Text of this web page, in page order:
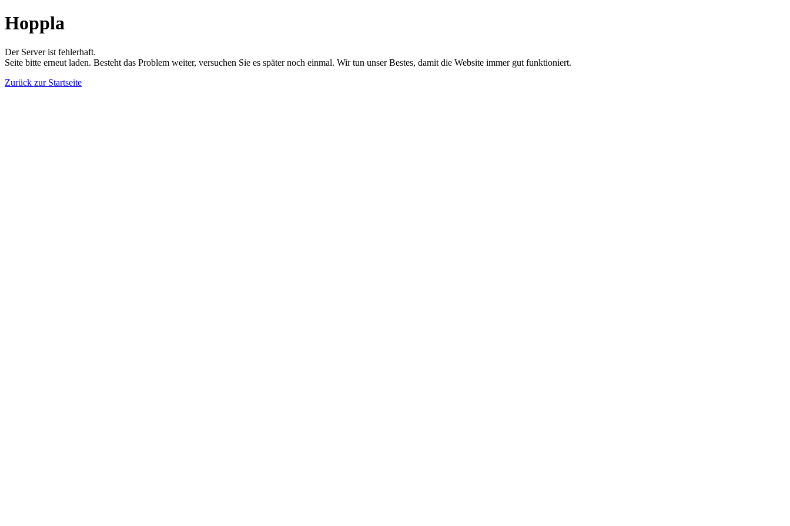
Hoppla
Der Server ist fehlerhaft.
Seite bitte erneut laden. Besteht das Problem weiter, versuchen Sie es später noch einmal. Wir tun unser Bestes, damit die Website immer gut funktioniert.
Zurück zur Startseite